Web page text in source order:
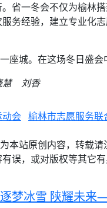
省一冬会不仅为榆林
务经验，建立专业化
座城。在这场冬日盛
慧 刘香
会 榆林市志愿服务联
本站原创内容，转载
误，或对版权等其它
梦冰雪 陕耀未